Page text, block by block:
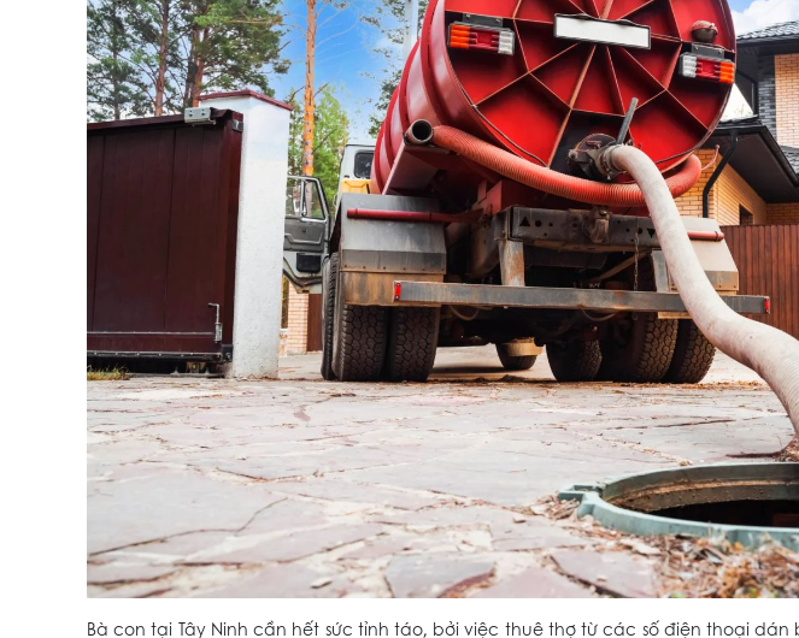
Bà con tại Tây Ninh cần hết sức tỉnh táo, bởi việc thuê thợ từ các số điện thoại